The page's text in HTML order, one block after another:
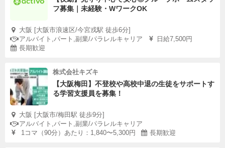
フ募集｜未経験・WワークOK
大阪 [大阪市浪速区/今宮戎駅 徒歩6分]
アルバイト,パート,副業/パラレルキャリア
日給7,500円
長期歓迎
株式会社キズキ
【大阪梅田】不登校や高校中退の生徒をサポートす
る学習支援員を募集！
大阪 [大阪市/梅田駅 徒歩9分]
アルバイト,パート,副業/パラレルキャリア
1コマ（90分）あたり：1,840〜5,300円
長期歓迎